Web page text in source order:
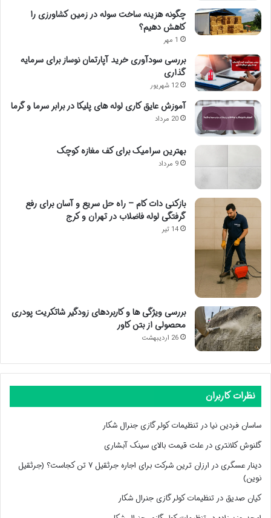
چگونه هزینه ساخت سوله در زمین کشاورزی را
کاهش دهیم؟
1 مهر
بررسی سودآوری خرید آپارتمان نوساز برای سرمایه
گذاری
12 شهریور
آموزش عایق کاری لوله های پلیکا در برابر سرما و گرما
20 مرداد
بهترین سرامیک برای کف مغازه کوچک
9 مرداد
بازکنی دات کام – راه حل سریع و آسان برای رفع
گرفتگی لوله فاضلاب در تهران و کرج
14 تیر
بررسی ویژگی ها و کاربردهای زودگیر شاتکریت پودری
محصولی از بتن کاور
26 اردیبهشت
نظرات کاربران
ساسان فردین نیادر تنظیمات کولر گازی جنرال شکار
گلنوش کلانتریدر علت قیمت بالای سینک آبشاری
دینار عسگریدر
ارزان ترین شرکت برای اجاره جرثقیل ۷ تن کجاست؟ (جرثقیل
نوین)
کیان صدیق در تنظیمات کولر گازی جنرال شکار